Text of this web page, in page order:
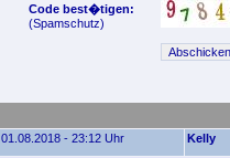
Code best�tigen:
(Spamschutz)
01.08.2018 - 23:12 Uhr Kelly